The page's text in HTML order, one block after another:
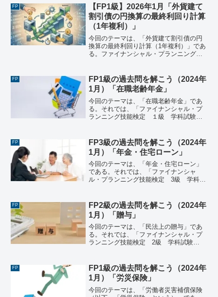
イナンシャル・プランニング技能検定 2
級 学科試験（...
FP
【FP1級】2026年1月「外貨建て
割引債の円換算の最終利回り計算
（1年複利）」
今回のテーマは、「外貨建て割引債の円
換算の最終利回り計算（1年複利）」であ
る。ファイナンシャル・プランニング技
21》 下記の〈条件〉で、為替予約を付け
ずに円貨を米ドル...
FP
FP1級の過去問を解こう（2024年
1月）「在職老齢年金」
今回のテーマは、「在職老齢年金」であ
る。それでは、「ファイナンシャル・プ
ランニング技能検定 １級 学科試験＜
う。ファイナンシャル・プランニング技
能検定 １級 学科試...
FP
FP3級の過去問を解こう（2024年
1月）「年金・住宅ローン」
今回のテーマは、「年金・住宅ローン」
である。それでは、「ファイナンシャ
ル・プランニング技能検定 3級 学科試
イナンシャル・プランニング技能検定 3
級 学科試験（2...
FP
FP2級の過去問を解こう（2024年
1月）「贈与」
今回のテーマは、「民法上の贈与」であ
る。それでは、「ファイナンシャル・プ
ランニング技能検定 2級 学科試験
ナンシャル・プランニング技能検定 2
級 学科試験（202...
FP
FP1級の過去問を解こう（2024年
1月）「労災保険」
今回のテーマは、「労働者災害補償保険